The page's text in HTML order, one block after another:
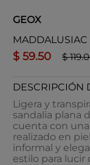
GEOX
MADDALUSIAC
$ 59.50 $ 119.
DESCRIPCIÓN
Ligera y
sandalia plana
cuenta con
realizado en
informal y
estilo para lucir